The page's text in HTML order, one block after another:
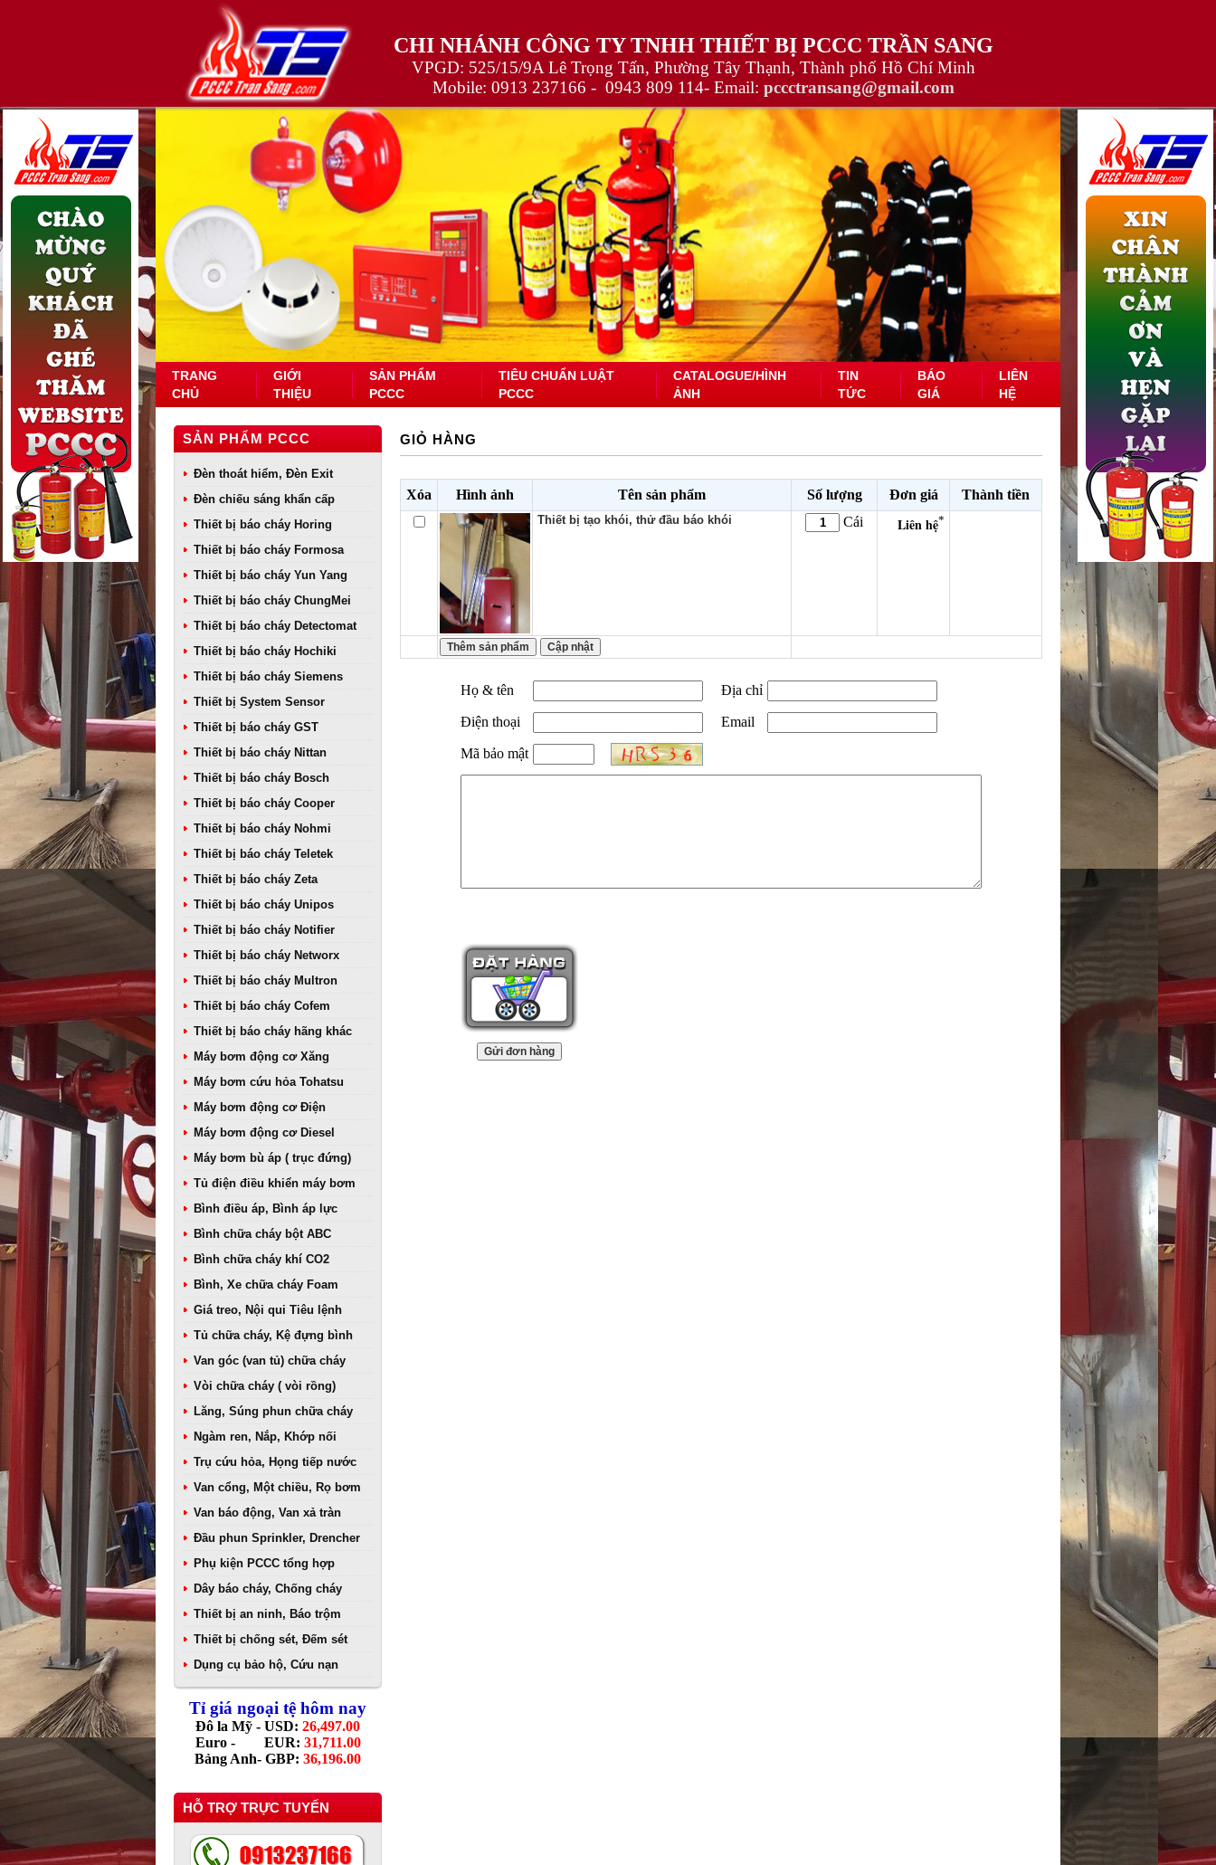
CHI NHÁNH CÔNG TY TNHH THIẾT BỊ PCCC TRẦN SANG
VPGD: 525/15/9A Lê Trọng Tấn, Phường Tây Thạnh, Thành phố Hồ Chí Minh
Mobile: 0913 237166 - 0943 809 114- Email: pccctransang@gmail.com
TRANG
CHỦ
GIỚI
THIỆU
SẢN PHẨM
PCCC
TIÊU CHUẨN LUẬT
PCCC
CATALOGUE/HÌNH
ẢNH
TIN
TỨC
BÁO
GIÁ
LIÊN
HỆ
SẢN PHẨM PCCC
Đèn thoát hiểm, Đèn Exit
Đèn chiếu sáng khẩn cấp
Thiết bị báo cháy Horing
Thiết bị báo cháy Formosa
Thiết bị báo cháy Yun Yang
Thiết bị báo cháy ChungMei
Thiết bị báo cháy Detectomat
Thiết bị báo cháy Hochiki
Thiết bị báo cháy Siemens
Thiết bị System Sensor
Thiết bị báo cháy GST
Thiết bị báo cháy Nittan
Thiết bị báo cháy Bosch
Thiết bị báo cháy Cooper
Thiết bị báo cháy Nohmi
Thiết bị báo cháy Teletek
Thiết bị báo cháy Zeta
Thiết bị báo cháy Unipos
Thiết bị báo cháy Notifier
Thiết bị báo cháy Networx
Thiết bị báo cháy Multron
Thiết bị báo cháy Cofem
Thiết bị báo cháy hãng khác
Máy bơm động cơ Xăng
Máy bơm cứu hỏa Tohatsu
Máy bơm động cơ Điện
Máy bơm động cơ Diesel
Máy bơm bù áp ( trục đứng)
Tủ điện điều khiển máy bơm
Bình điều áp, Bình áp lực
Bình chữa cháy bột ABC
Bình chữa cháy khí CO2
Bình, Xe chữa cháy Foam
Giá treo, Nội qui Tiêu lệnh
Tủ chữa cháy, Kệ đựng bình
Van góc (van tủ) chữa cháy
Vòi chữa cháy ( vòi rồng)
Lăng, Súng phun chữa cháy
Ngàm ren, Nắp, Khớp nối
Trụ cứu hỏa, Họng tiếp nước
Van cổng, Một chiều, Rọ bơm
Van báo động, Van xả tràn
Đầu phun Sprinkler, Drencher
Phụ kiện PCCC tổng hợp
Dây báo cháy, Chống cháy
Thiết bị an ninh, Báo trộm
Thiết bị chống sét, Đếm sét
Dụng cụ bảo hộ, Cứu nạn
Tỉ giá ngoại tệ hôm nay
Đô la Mỹ - USD: 26,497.00
Euro - EUR: 31,711.00
Bảng Anh- GBP: 36,196.00
HỖ TRỢ TRỰC TUYẾN
GIỎ HÀNG
Xóa Hình ảnh Tên sản phẩm Số lượng Đơn giá Thành tiền
Thiết bị tạo khói, thử đầu báo khói Cái Liên hệ*
Họ & tên Địa chỉ
Điện thoại Email
Mã bảo mật